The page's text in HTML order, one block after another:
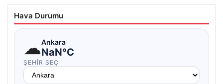
Hava Durumu
☁Ankara
NaN°C
ŞEHIR SEÇ